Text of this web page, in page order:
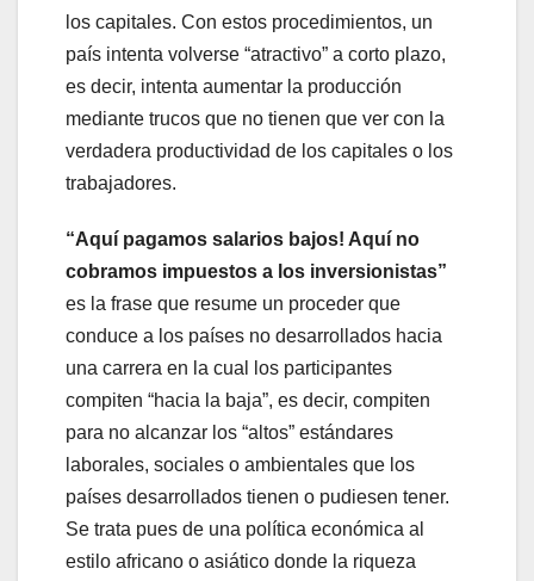
los capitales. Con estos procedimientos, un
país intenta volverse “atractivo” a corto plazo,
es decir, intenta aumentar la producción
mediante trucos que no tienen que ver con la
verdadera productividad de los capitales o los
trabajadores.
“Aquí pagamos salarios bajos! Aquí no
cobramos impuestos a los inversionistas”
es la frase que resume un proceder que
conduce a los países no desarrollados hacia
una carrera en la cual los participantes
compiten “hacia la baja”, es decir, compiten
para no alcanzar los “altos” estándares
laborales, sociales o ambientales que los
países desarrollados tienen o pudiesen tener.
Se trata pues de una política económica al
estilo africano o asiático donde la riqueza